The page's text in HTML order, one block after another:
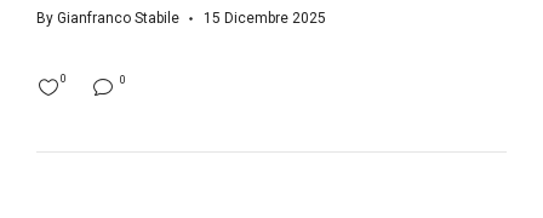
By Gianfranco Stabile 15 Dicembre 2025
0
0